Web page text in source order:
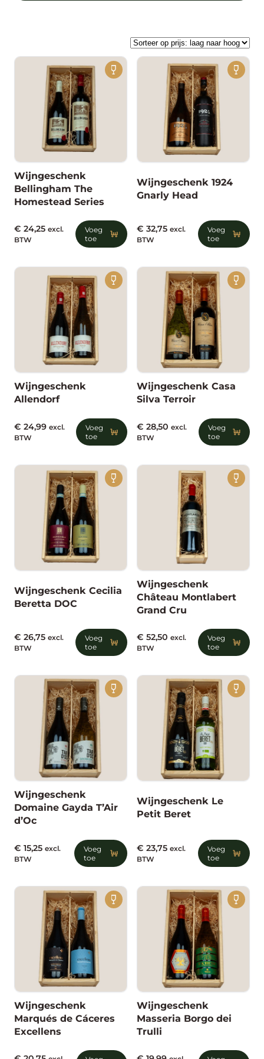
Wijngeschenk
Bellingham The
Homestead Series
Voeg
toe
€ 24,25 excl.
BTW
Wijngeschenk 1924
Gnarly Head
Voeg
toe
€ 32,75 excl.
BTW
Wijngeschenk
Allendorf
Voeg
toe
€ 24,99 excl.
BTW
Wijngeschenk Casa
Silva Terroir
Voeg
toe
€ 28,50 excl.
BTW
Wijngeschenk Cecilia
Beretta DOC
Voeg
toe
€ 26,75 excl.
BTW
Wijngeschenk
Château Montlabert
Grand Cru
Voeg
toe
€ 52,50 excl.
BTW
Wijngeschenk
Domaine Gayda T’Air
d’Oc
Voeg
toe
€ 15,25 excl.
BTW
Wijngeschenk Le
Petit Beret
Voeg
toe
€ 23,75 excl.
BTW
Wijngeschenk
Marqués de Cáceres
Excellens
Wijngeschenk
Masseria Borgo dei
Trulli